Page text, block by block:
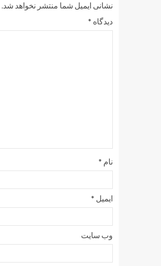
نشانی ایمیل شما منتشر نخواهد شد.
دیدگاه *
نام *
ایمیل *
وب‌ سایت